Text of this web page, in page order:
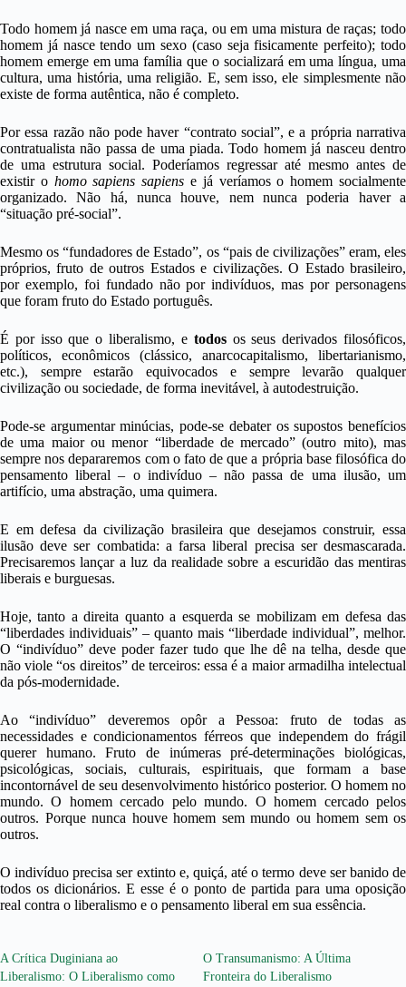
Todo homem já nasce em uma raça, ou em uma mistura de raças; todo
homem já nasce tendo um sexo (caso seja fisicamente perfeito); todo
homem emerge em uma família que o socializará em uma língua, uma
cultura, uma história, uma religião. E, sem isso, ele simplesmente não
existe de forma autêntica, não é completo.
Por essa razão não pode haver “contrato social”, e a própria narrativa
contratualista não passa de uma piada. Todo homem já nasceu dentro
de uma estrutura social. Poderíamos regressar até mesmo antes de
existir o homo sapiens sapiens e já veríamos o homem socialmente
organizado. Não há, nunca houve, nem nunca poderia haver a
“situação pré-social”.
Mesmo os “fundadores de Estado”, os “pais de civilizações” eram, eles
próprios, fruto de outros Estados e civilizações. O Estado brasileiro,
por exemplo, foi fundado não por indivíduos, mas por personagens
que foram fruto do Estado português.
É por isso que o liberalismo, e todosos seus derivados filosóficos,
políticos, econômicos (clássico, anarcocapitalismo, libertarianismo,
etc.), sempre estarão equivocados e sempre levarão qualquer
civilização ou sociedade, de forma inevitável, à autodestruição.
Pode-se argumentar minúcias, pode-se debater os supostos benefícios
de uma maior ou menor “liberdade de mercado” (outro mito), mas
sempre nos depararemos com o fato de que a própria base filosófica do
pensamento liberal – o indivíduo – não passa de uma ilusão, um
artifício, uma abstração, uma quimera.
E em defesa da civilização brasileira que desejamos construir, essa
ilusão deve ser combatida: a farsa liberal precisa ser desmascarada.
Precisaremos lançar a luz da realidade sobre a escuridão das mentiras
liberais e burguesas.
Hoje, tanto a direita quanto a esquerda se mobilizam em defesa das
“liberdades individuais” – quanto mais “liberdade individual”, melhor.
O “indivíduo” deve poder fazer tudo que lhe dê na telha, desde que
não viole “os direitos” de terceiros: essa é a maior armadilha intelectual
da pós-modernidade.
Ao “indivíduo” deveremos opôr a Pessoa: fruto de todas as
necessidades e condicionamentos férreos que independem do frágil
querer humano. Fruto de inúmeras pré-determinações biológicas,
psicológicas, sociais, culturais, espirituais, que formam a base
incontornável de seu desenvolvimento histórico posterior. O homem no
mundo. O homem cercado pelo mundo. O homem cercado pelos
outros. Porque nunca houve homem sem mundo ou homem sem os
outros.
O indivíduo precisa ser extinto e, quiçá, até o termo deve ser banido de
todos os dicionários. E esse é o ponto de partida para uma oposição
real contra o liberalismo e o pensamento liberal em sua essência.
A Crítica Duginiana ao
Liberalismo: O Liberalismo como
O Transumanismo: A Última
Fronteira do Liberalismo